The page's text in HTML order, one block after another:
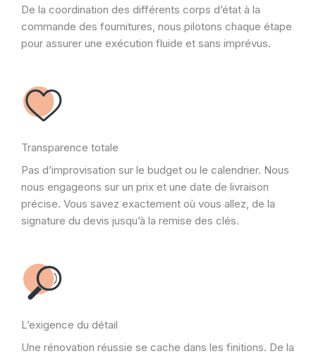
De la coordination des différents corps d’état à la
commande des fournitures, nous pilotons chaque étape
pour assurer une exécution fluide et sans imprévus.
Transparence totale
Pas d’improvisation sur le budget ou le calendrier. Nous
nous engageons sur un prix et une date de livraison
précise. Vous savez exactement où vous allez, de la
signature du devis jusqu’à la remise des clés.
L’exigence du détail
Une rénovation réussie se cache dans les finitions. De la